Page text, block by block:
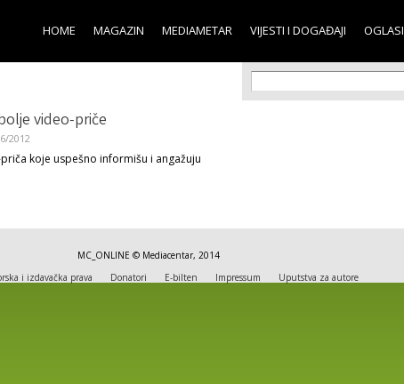
main
content
HOME MAGAZIN MEDIAMETAR VIJESTI I DOGAĐAJI OGLASI
video-priče
2012
koje uspešno informišu i angažuju
Search form
Search
MC_ONLINE © Mediacentar, 2014
i izdavačka prava Donatori E-bilten Impressum Uputstva za autore